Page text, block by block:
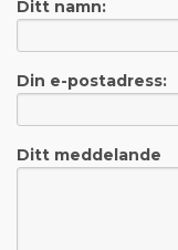
Ditt namn:
Din e-postadress:
Ditt meddelande